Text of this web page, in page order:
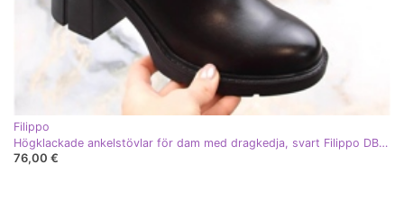
Filippo
Högklackade ankelstövlar för dam med dragkedja, svart Filippo DBT4849
76,00 €